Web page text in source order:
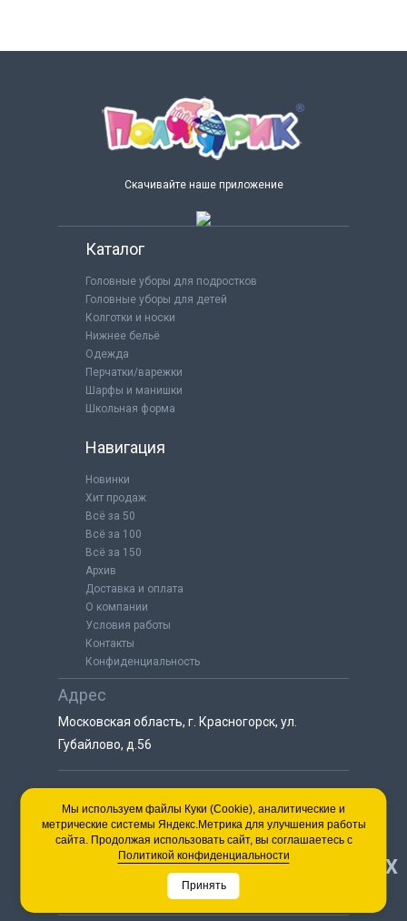
Скачивайте наше приложение
Каталог
Головные уборы для подростков
Головные уборы для детей
Колготки и носки
Нижнее бельё
Одежда
Перчатки/варежки
Шарфы и манишки
Школьная форма
Навигация
Новинки
Хит продаж
Всё за 50
Всё за 100
Всё за 150
Архив
Доставка и оплата
О компании
Условия работы
Контакты
Конфиденциальность
Адрес
Московская область, г. Красногорск, ул.
Губайлово, д.56
8 (925) 064-55-25
пн-сб с 9:00 до 18:00
8 (495) 563-03-35
пн-сб с 9:00 до 18:00 НАВЕРХ
Мы используем файлы Куки (Cookie), аналитические и
метрические системы Яндекс.Метрика для улучшения работы
сайта. Продолжая использовать сайт, вы соглашаетесь с
Политикой конфиденциальности
Принять